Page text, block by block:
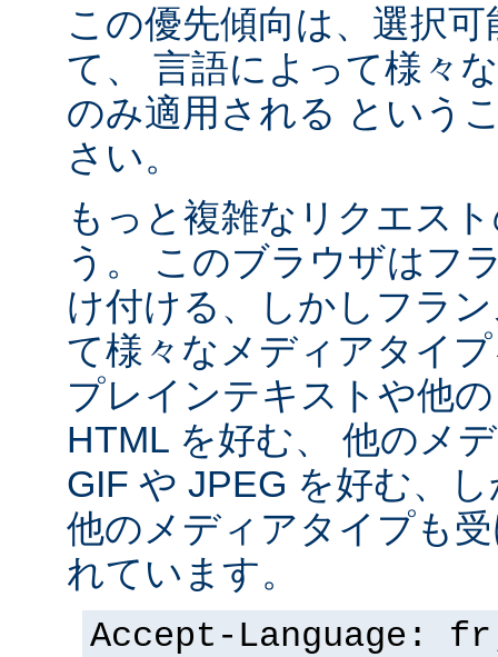
この優先傾向は、選択
て、 言語によって様々
のみ適用される という
さい。
もっと複雑なリクエス
う。 このブラウザはフ
け付ける、しかしフラ
て様々なメディアタイ
プレインテキストや他
HTML を好む、 他のメ
GIF や JPEG を好む、
他のメディアタイプも
れています。
Accept-Language: